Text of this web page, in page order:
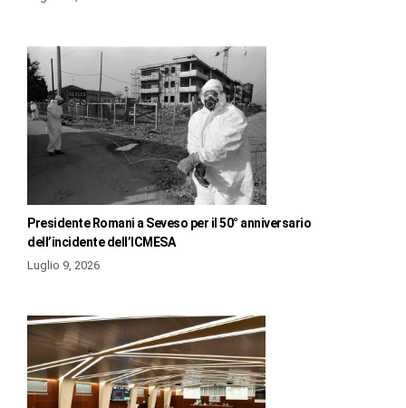
Presidente Romani a Seveso per il 50° anniversario
dell’incidente dell’ICMESA
Luglio 9, 2026